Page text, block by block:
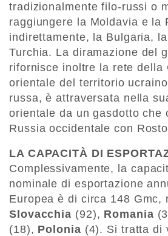
tradizionalmente filo-russi o
raggiungere la Moldavia e la
indirettamente, la Bulgaria,
Turchia. La diramazione del
rifornisce inoltre la rete della
orientale del territorio
russa, è attraversata nella
orientale da un gasdotto che
Russia occidentale con
LA CAPACITÀ DI
Complessivamente, la
nominale di esportazione
Europea è di circa 148 Gmc,
Slovacchia (92), Romania
(18), Polonia (4). Si tratta di